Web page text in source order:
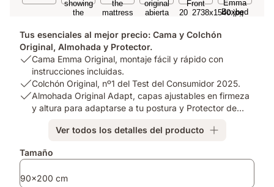
Tus esenciales al mejor precio: Cama y Colchón
Original, Almohada y Protector.
USP
Cama
Emma
Original,
rápido
instrucciones
Cama Emma Original, montaje fácil y rápido con
instrucciones incluidas.
USP
2:
Colchón
Test
Consumidor
Colchón Original, nº1 del Test del Consumidor 2025.
USP
capas
en
Almohada Original Adapt, capas ajustables en firmeza
y altura para adaptarse a tu postura y Protector de
Ver todos los detalles del producto
Complementos
Tamaño
90x200 cm